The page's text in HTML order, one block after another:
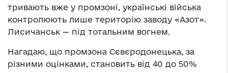
тривають вже у промзоні, українські війська
контролюють лише територію заводу «Азот».
Лисичанськ — під тотальним вогнем.
Нагадаю, що промзона Сєвєродонецька, за
різними оцінками, становить від 40 до 50%